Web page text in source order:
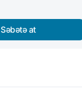
Səbətə at